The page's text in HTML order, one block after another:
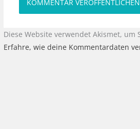
Diese Website verwendet Akismet, um
Erfahre, wie deine Kommentardaten